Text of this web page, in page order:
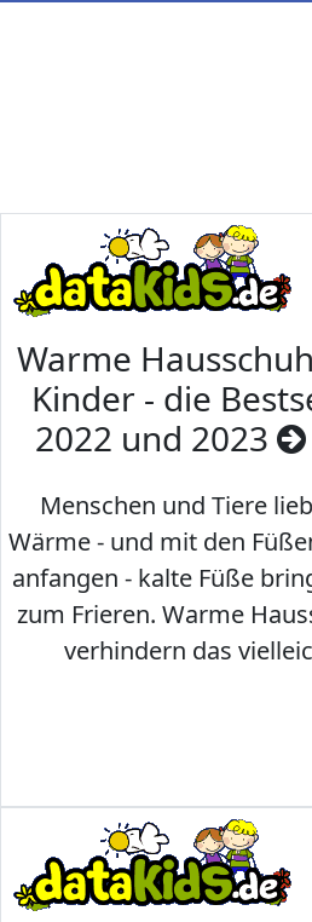
Warme
Kinder - die
2022 und 2023
Menschen und Tiere
Wärme - und mit den
anfangen - kalte Füße
zum Frieren. Warme
verhindern das